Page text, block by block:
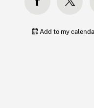
Add to my